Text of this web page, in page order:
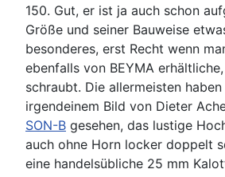
150. Gut, er ist ja auch schon
Größe und seiner Bauweise
besonderes, erst Recht wenn
ebenfalls von BEYMA
schraubt. Die allermeisten
irgendeinem Bild von Dieter
SON-B gesehen, das lustige
auch ohne Horn locker doppelt
eine handelsübliche 25 mm